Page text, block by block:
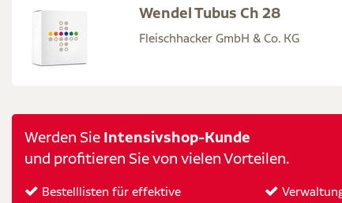
Wendel Tubus Ch 28
Fleischhacker GmbH & Co. KG
Werden Sie Intensivshop-Kunde
und profitieren Sie von vielen Vorteilen.
Bestelllisten für effektive